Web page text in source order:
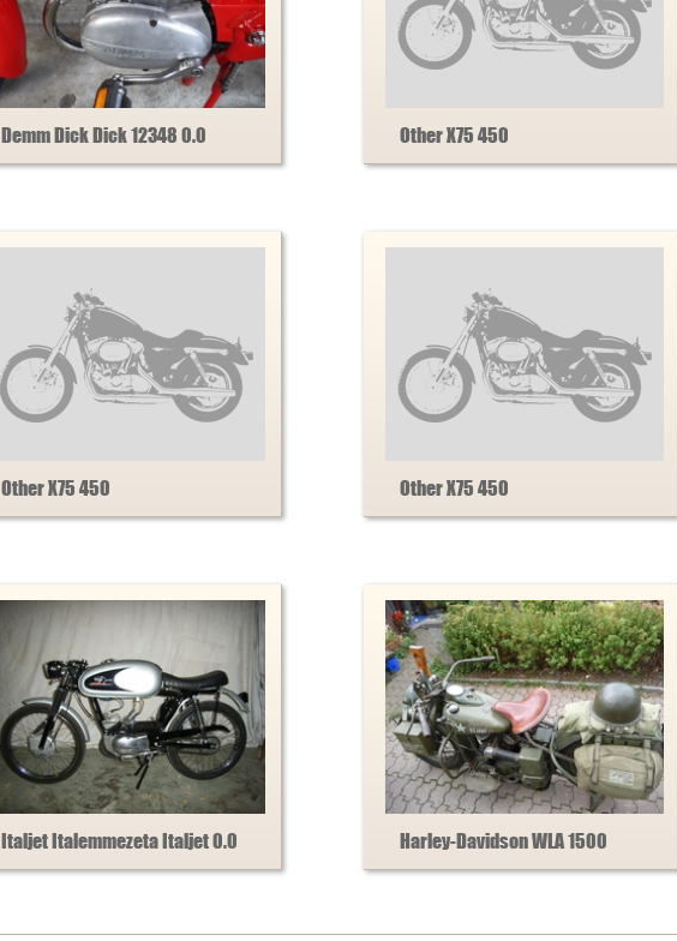
Demm Dick Dick 12348 0.0 Other X75 450
Other X75 450 Other X75 450
Italjet Italemmezeta Italjet 0.0 Harley-Davidson WLA 1500